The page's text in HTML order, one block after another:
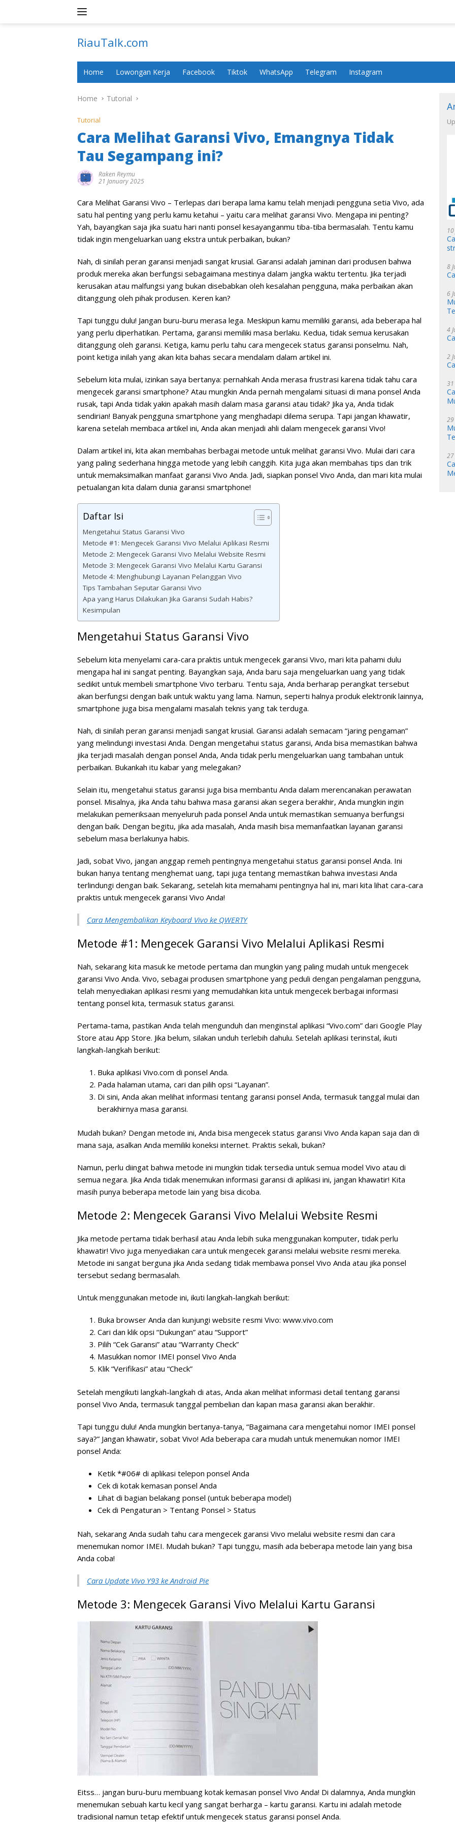
RiauTalk.com
Informasi
Home Lowongan Kerja Facebook Tiktok WhatsApp Telegram Instagram
Home Tutorial
Tutorial
Cara Melihat Garansi Vivo, Emangnya Tidak
Tau Segampang ini?
Raken Reymu
21 January 2025
Cara Melihat Garansi Vivo – Terlepas dari berapa lama kamu telah menjadi pengguna setia Vivo, ada
satu hal penting yang perlu kamu ketahui – yaitu cara melihat garansi Vivo. Mengapa ini penting?
Yah, bayangkan saja jika suatu hari nanti ponsel kesayanganmu tiba-tiba bermasalah. Tentu kamu
tidak ingin mengeluarkan uang ekstra untuk perbaikan, bukan?
Nah, di sinilah peran garansi menjadi sangat krusial. Garansi adalah jaminan dari produsen bahwa
produk mereka akan berfungsi sebagaimana mestinya dalam jangka waktu tertentu. Jika terjadi
kerusakan atau malfungsi yang bukan disebabkan oleh kesalahan pengguna, maka perbaikan akan
ditanggung oleh pihak produsen. Keren kan?
Tapi tunggu dulu! Jangan buru-buru merasa lega. Meskipun kamu memiliki garansi, ada beberapa hal
yang perlu diperhatikan. Pertama, garansi memiliki masa berlaku. Kedua, tidak semua kerusakan
ditanggung oleh garansi. Ketiga, kamu perlu tahu cara mengecek status garansi ponselmu. Nah,
point ketiga inilah yang akan kita bahas secara mendalam dalam artikel ini.
Sebelum kita mulai, izinkan saya bertanya: pernahkah Anda merasa frustrasi karena tidak tahu cara
mengecek garansi smartphone? Atau mungkin Anda pernah mengalami situasi di mana ponsel Anda
rusak, tapi Anda tidak yakin apakah masih dalam masa garansi atau tidak? Jika ya, Anda tidak
sendirian! Banyak pengguna smartphone yang menghadapi dilema serupa. Tapi jangan khawatir,
karena setelah membaca artikel ini, Anda akan menjadi ahli dalam mengecek garansi Vivo!
Dalam artikel ini, kita akan membahas berbagai metode untuk melihat garansi Vivo. Mulai dari cara
yang paling sederhana hingga metode yang lebih canggih. Kita juga akan membahas tips dan trik
untuk memaksimalkan manfaat garansi Vivo Anda. Jadi, siapkan ponsel Vivo Anda, dan mari kita mulai
petualangan kita dalam dunia garansi smartphone!
Daftar Isi
Mengetahui Status Garansi Vivo
Metode #1: Mengecek Garansi Vivo Melalui Aplikasi Resmi
Metode 2: Mengecek Garansi Vivo Melalui Website Resmi
Metode 3: Mengecek Garansi Vivo Melalui Kartu Garansi
Metode 4: Menghubungi Layanan Pelanggan Vivo
Tips Tambahan Seputar Garansi Vivo
Apa yang Harus Dilakukan Jika Garansi Sudah Habis?
Kesimpulan
Mengetahui Status Garansi Vivo
Sebelum kita menyelami cara-cara praktis untuk mengecek garansi Vivo, mari kita pahami dulu
mengapa hal ini sangat penting. Bayangkan saja, Anda baru saja mengeluarkan uang yang tidak
sedikit untuk membeli smartphone Vivo terbaru. Tentu saja, Anda berharap perangkat tersebut
akan berfungsi dengan baik untuk waktu yang lama. Namun, seperti halnya produk elektronik lainnya,
smartphone juga bisa mengalami masalah teknis yang tak terduga.
Nah, di sinilah peran garansi menjadi sangat krusial. Garansi adalah semacam “jaring pengaman”
yang melindungi investasi Anda. Dengan mengetahui status garansi, Anda bisa memastikan bahwa
jika terjadi masalah dengan ponsel Anda, Anda tidak perlu mengeluarkan uang tambahan untuk
perbaikan. Bukankah itu kabar yang melegakan?
Selain itu, mengetahui status garansi juga bisa membantu Anda dalam merencanakan perawatan
ponsel. Misalnya, jika Anda tahu bahwa masa garansi akan segera berakhir, Anda mungkin ingin
melakukan pemeriksaan menyeluruh pada ponsel Anda untuk memastikan semuanya berfungsi
dengan baik. Dengan begitu, jika ada masalah, Anda masih bisa memanfaatkan layanan garansi
sebelum masa berlakunya habis.
Jadi, sobat Vivo, jangan anggap remeh pentingnya mengetahui status garansi ponsel Anda. Ini
bukan hanya tentang menghemat uang, tapi juga tentang memastikan bahwa investasi Anda
terlindungi dengan baik. Sekarang, setelah kita memahami pentingnya hal ini, mari kita lihat cara-cara
praktis untuk mengecek garansi Vivo Anda!
Cara Mengembalikan Keyboard Vivo ke QWERTY
Metode #1: Mengecek Garansi Vivo Melalui Aplikasi Resmi
Nah, sekarang kita masuk ke metode pertama dan mungkin yang paling mudah untuk mengecek
garansi Vivo Anda. Vivo, sebagai produsen smartphone yang peduli dengan pengalaman pengguna,
telah menyediakan aplikasi resmi yang memudahkan kita untuk mengecek berbagai informasi
tentang ponsel kita, termasuk status garansi.
Pertama-tama, pastikan Anda telah mengunduh dan menginstal aplikasi “Vivo.com” dari Google Play
Store atau App Store. Jika belum, silakan unduh terlebih dahulu. Setelah aplikasi terinstal, ikuti
langkah-langkah berikut:
Buka aplikasi Vivo.com di ponsel Anda.
Pada halaman utama, cari dan pilih opsi “Layanan”.
Di sini, Anda akan melihat informasi tentang garansi ponsel Anda, termasuk tanggal mulai dan
berakhirnya masa garansi.
Mudah bukan? Dengan metode ini, Anda bisa mengecek status garansi Vivo Anda kapan saja dan di
mana saja, asalkan Anda memiliki koneksi internet. Praktis sekali, bukan?
Namun, perlu diingat bahwa metode ini mungkin tidak tersedia untuk semua model Vivo atau di
semua negara. Jika Anda tidak menemukan informasi garansi di aplikasi ini, jangan khawatir! Kita
masih punya beberapa metode lain yang bisa dicoba.
Metode 2: Mengecek Garansi Vivo Melalui Website Resmi
Jika metode pertama tidak berhasil atau Anda lebih suka menggunakan komputer, tidak perlu
khawatir! Vivo juga menyediakan cara untuk mengecek garansi melalui website resmi mereka.
Metode ini sangat berguna jika Anda sedang tidak membawa ponsel Vivo Anda atau jika ponsel
tersebut sedang bermasalah.
Untuk menggunakan metode ini, ikuti langkah-langkah berikut:
Buka browser Anda dan kunjungi website resmi Vivo: www.vivo.com
Cari dan klik opsi “Dukungan” atau “Support”
Pilih “Cek Garansi” atau “Warranty Check”
Masukkan nomor IMEI ponsel Vivo Anda
Klik “Verifikasi” atau “Check”
Setelah mengikuti langkah-langkah di atas, Anda akan melihat informasi detail tentang garansi
ponsel Vivo Anda, termasuk tanggal pembelian dan kapan masa garansi akan berakhir.
Tapi tunggu dulu! Anda mungkin bertanya-tanya, “Bagaimana cara mengetahui nomor IMEI ponsel
saya?” Jangan khawatir, sobat Vivo! Ada beberapa cara mudah untuk menemukan nomor IMEI
ponsel Anda:
Ketik *#06# di aplikasi telepon ponsel Anda
Cek di kotak kemasan ponsel Anda
Lihat di bagian belakang ponsel (untuk beberapa model)
Cek di Pengaturan > Tentang Ponsel > Status
Nah, sekarang Anda sudah tahu cara mengecek garansi Vivo melalui website resmi dan cara
menemukan nomor IMEI. Mudah bukan? Tapi tunggu, masih ada beberapa metode lain yang bisa
Anda coba!
Cara Update Vivo Y93 ke Android Pie
Metode 3: Mengecek Garansi Vivo Melalui Kartu Garansi
Eitss… jangan buru-buru membuang kotak kemasan ponsel Vivo Anda! Di dalamnya, Anda mungkin
menemukan sebuah kartu kecil yang sangat berharga – kartu garansi. Kartu ini adalah metode
tradisional namun tetap efektif untuk mengecek status garansi ponsel Anda.
8
6
4
2